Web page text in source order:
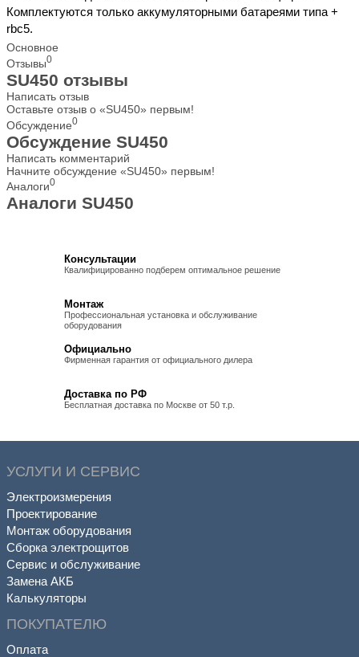
Комплектуются только аккумуляторными батареями типа +
rbc5.
Основное
Отзывы0
SU450 отзывы
Написать отзыв
Оставьте отзыв о «SU450» первым!
Обсуждение0
Обсуждение SU450
Написать комментарий
Начните обсуждение «SU450» первым!
Аналоги0
Аналоги SU450
Консультации
Квалифицированно подберем оптимальное решение
Монтаж
Профессиональная установка и обслуживание
оборудования
Официально
Фирменная гарантия от официального дилера
Доставка по РФ
Бесплатная доставка по Москве от 50 т.р.
УСЛУГИ И СЕРВИС
Электроизмерения
Проектирование
Монтаж оборудования
Сборка электрощитов
Сервис и обслуживание
Замена АКБ
Калькуляторы
ПОКУПАТЕЛЮ
Оплата